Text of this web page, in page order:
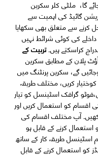
گا، ملٹی کلر سکرین
گائیڈ کی اہمیت سے
کرنے سے متعلق بھی سکھایا
کی کوئی شرائط نہیں
کراسکتے ہیں۔تربیت کے
پلان کے مطابق سکرین
گے، سکرین پرنٹنگ میں
کریں، مختلف طریقہ
گرافک اسٹینسل کو تیار
اقسام کو استعمال کریں اور
آپ مختلف اقسام کی
استعمال کرنے کے قابل ہو
اسٹینسل طریقہ کار کے ساتھ
کو استعمال کرنے کے قابل